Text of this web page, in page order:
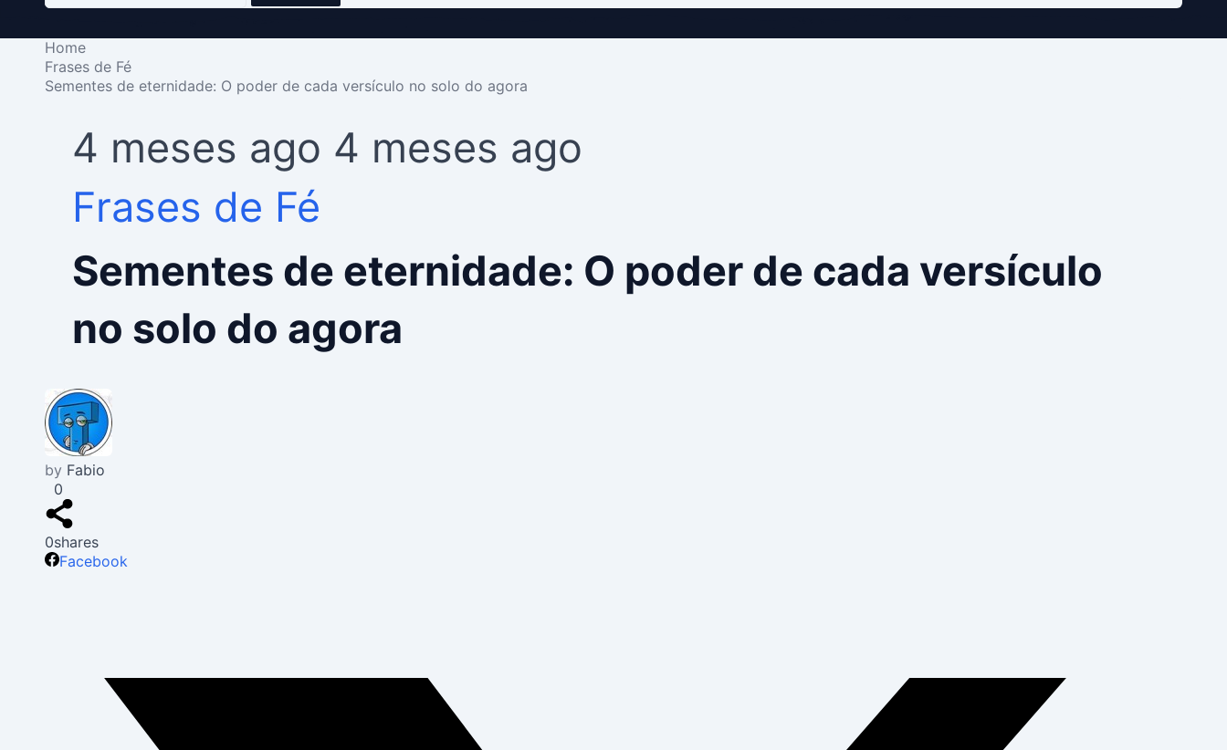
Home
Frases de Fé
Sementes de eternidade: O poder de cada versículo no solo do agora
4 meses ago 4 meses ago
Frases de Fé
Sementes de eternidade: O poder de cada versículo
no solo do agora
by Fabio
0
0shares
Facebook